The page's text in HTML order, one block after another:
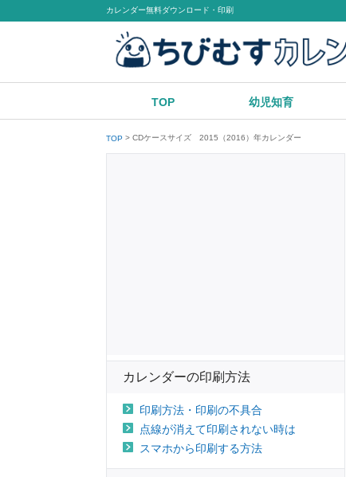
カレンダー無料ダウンロード・印刷
TOP 幼児知育
TOP CDケースサイズ 2015（2016）年カレンダー
カレンダーの印刷方法
印刷方法・印刷の不具合
点線が消えて印刷されない時は
スマホから印刷する方法